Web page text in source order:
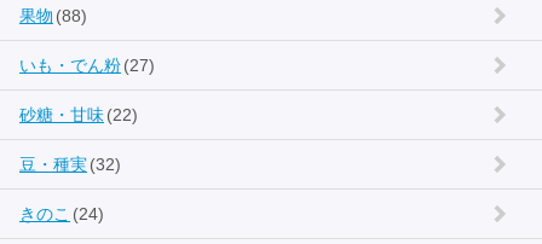
果物 (88)
いも・でん粉(27)
砂糖・甘味(22)
豆・種実(32)
きのこ (24)